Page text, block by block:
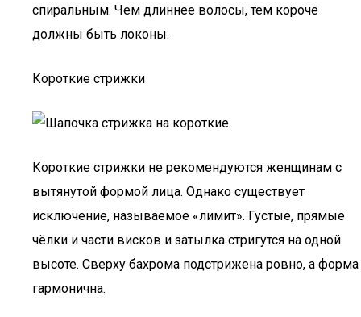
спиральным. Чем длиннее волосы, тем короче
должны быть локоны.
Короткие стрижки
Короткие стрижки не рекомендуются женщинам с
вытянутой формой лица. Однако существует
исключение, называемое «лимит». Густые, прямые
чёлки и части висков и затылка стригутся на одной
высоте. Сверху бахрома подстрижена ровно, а форма
гармонична.